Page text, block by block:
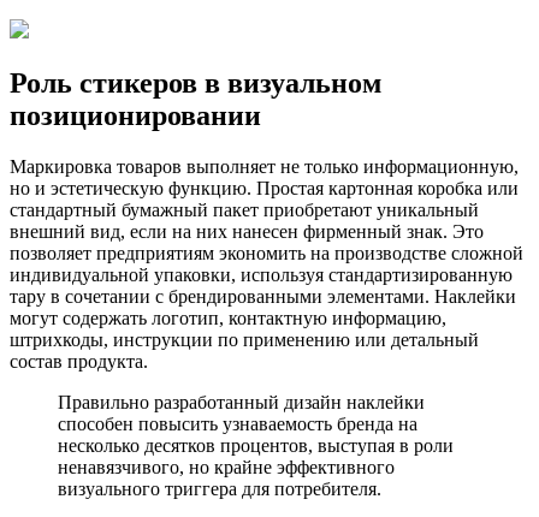
Роль стикеров в визуальном
позиционировании
Маркировка товаров выполняет не только информационную,
но и эстетическую функцию. Простая картонная коробка или
стандартный бумажный пакет приобретают уникальный
внешний вид, если на них нанесен фирменный знак. Это
позволяет предприятиям экономить на производстве сложной
индивидуальной упаковки, используя стандартизированную
тару в сочетании с брендированными элементами. Наклейки
могут содержать логотип, контактную информацию,
штрихкоды, инструкции по применению или детальный
состав продукта.
Правильно разработанный дизайн наклейки
способен повысить узнаваемость бренда на
несколько десятков процентов, выступая в роли
ненавязчивого, но крайне эффективного
визуального триггера для потребителя.